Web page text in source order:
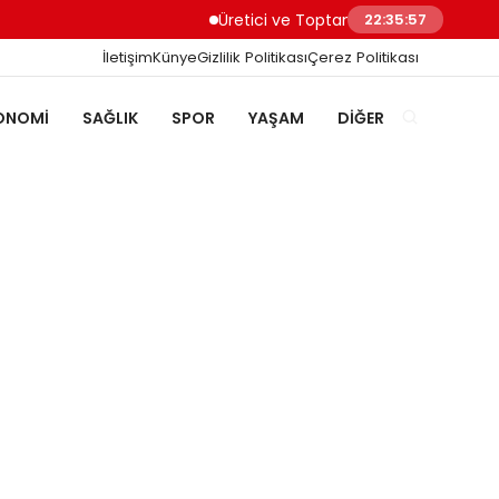
Üretici ve Toptancılar Dijital Sipariş
22:35:57
İletişimKünyeGizlilik PolitikasıÇerez Politikası
SAĞLIK SPOR YAŞAM DIĞER